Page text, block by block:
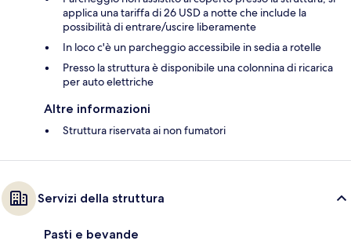
applica una tariffa di 26 USD a notte che include la
possibilità di entrare/uscire liberamente
In loco c'è un parcheggio accessibile in sedia a rotelle
Presso la struttura è disponibile una colonnina di ricarica
per auto elettriche
Altre informazioni
Struttura riservata ai non fumatori
Servizi della struttura
Pasti e bevande